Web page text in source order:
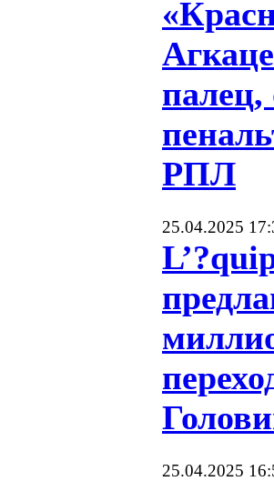
палец,
РПЛ
25.04.2025
25.04.2025